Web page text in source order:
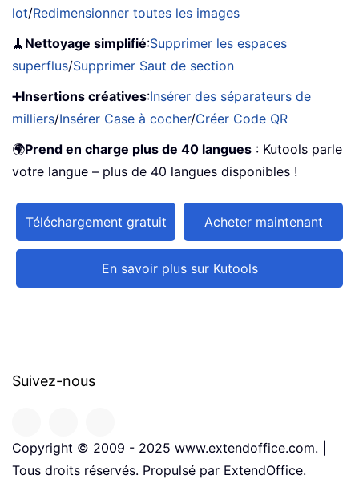
lot/Redimensionner toutes les images
🧹 Nettoyage simplifié:Supprimer les espaces
superflus/Supprimer Saut de section
➕Insertions créatives:Insérer des séparateurs de
milliers/Insérer Case à cocher/Créer Code QR
🌍Prend en charge plus de 40 langues : Kutools parle
votre langue – plus de 40 langues disponibles !
Téléchargement gratuit Acheter maintenant
En savoir plus sur Kutools
Suivez-nous
Copyright © 2009 - 2025 www.extendoffice.com. |
Tous droits réservés. Propulsé par ExtendOffice.